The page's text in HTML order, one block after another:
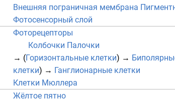
Внешняя пограничная мембрана
Фотосенсорный слой
Фоторецепторы
Колбочки Палочки
→ (Горизонтальные клетки) →
клетки) → Ганглионарные клетки
Клетки Мюллера
Жёлтое пятно